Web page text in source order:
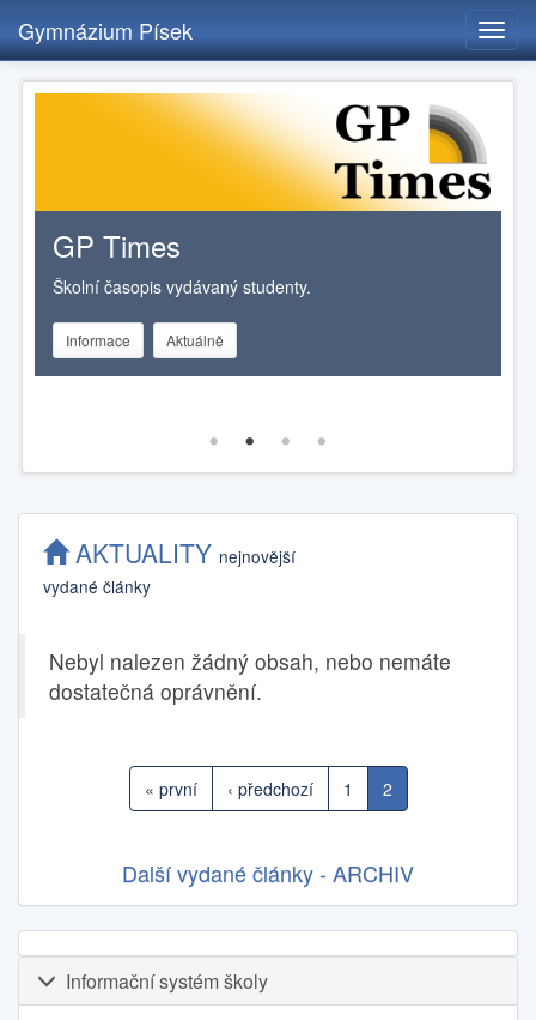
Přejít
Gymnázium Písek
GP Times
Školní časopis vydávaný studenty.
Informace Aktuálně
AKTUALITY nejnovější
vydané články
Nebyl nalezen žádný obsah, nebo nemáte
dostatečná oprávnění.
« první ‹ předchozí 1 2
Další vydané články - ARCHIV
Informační systém školy